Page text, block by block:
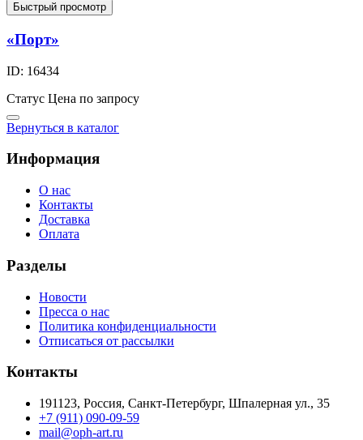
Быстрый просмотр
«Порт»
ID: 16434
Статус Цена по запросу
Вернуться в каталог
Информация
О нас
Контакты
Доставка
Оплата
Разделы
Новости
Пресса о нас
Политика конфиденциальности
Отписаться от рассылки
Контакты
191123, Россия, Санкт-Петербург, Шпалерная ул., 35
+7 (911) 090-09-59
mail@oph-art.ru